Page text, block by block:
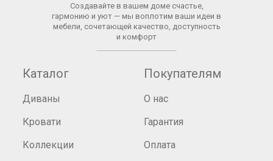
Создавайте в вашем доме счастье,
гармонию и уют — мы воплотим ваши идеи в
мебели, сочетающей качество, доступность
и комфорт
Каталог
Диваны
Кровати
Коллекции
Покупателям
О нас
Гарантия
Оплата